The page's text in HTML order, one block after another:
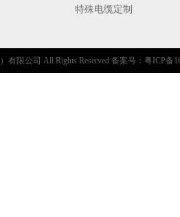
特殊电缆定制
有限公司 All Rights Reserved 备案号： 粤ICP备